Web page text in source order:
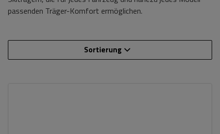
passenden Träger-Komfort ermöglichen.
Sortierung